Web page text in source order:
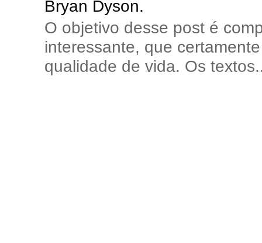
Bryan Dyson.
O objetivo desse post é
interessante, que
qualidade de vida. Os